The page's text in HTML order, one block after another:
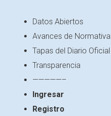
Datos Abiertos
Avances de Normativa
Tapas del Diario Oficial
Transparencia
—————–
Ingresar
Registro